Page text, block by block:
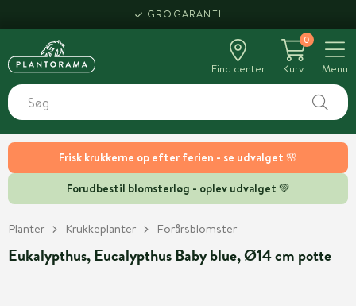
Frisk krukkerne op efter ferien - se udvalget 🌸
Forudbestil blomsterløg - oplev udvalget 💚
GROGARANTI
Find center
0
Kurv
Menu
Planter Krukkeplanter Forårsblomster
Eukalypthus, Eucalypthus Baby blue, Ø14 cm potte